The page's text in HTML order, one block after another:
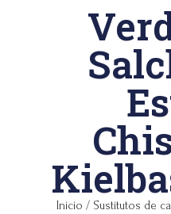
Inicio / Sustitutos de